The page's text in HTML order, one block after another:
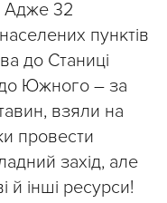
Адже 32
пунктів
до Станиці
до Южного – за
взяли на
провести
захід, але
й інші ресурси!